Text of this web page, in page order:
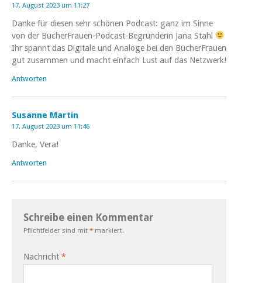
17. August 2023 um 11:27
Danke für diesen sehr schönen Podcast: ganz im Sinne
von der BücherFrauen-Podcast-Begründerin Jana Stahl
Ihr spannt das Digitale und Analoge bei den BücherFrauen
gut zusammen und macht einfach Lust auf das Netzwerk!
Antworten
Susanne Martin
17. August 2023 um 11:46
Danke, Vera!
Antworten
Schreibe einen Kommentar
Pflichtfelder sind mit * markiert.
Nachricht *